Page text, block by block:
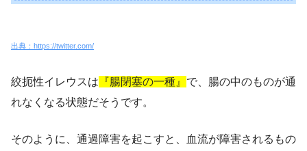
出典：https://twitter.com/
絞扼性イレウスは 『腸閉塞の一種』 で、腸の中のものが通
れなくなる状態だそうです。
そのように、通過障害を起こすと、血流が障害されるもの